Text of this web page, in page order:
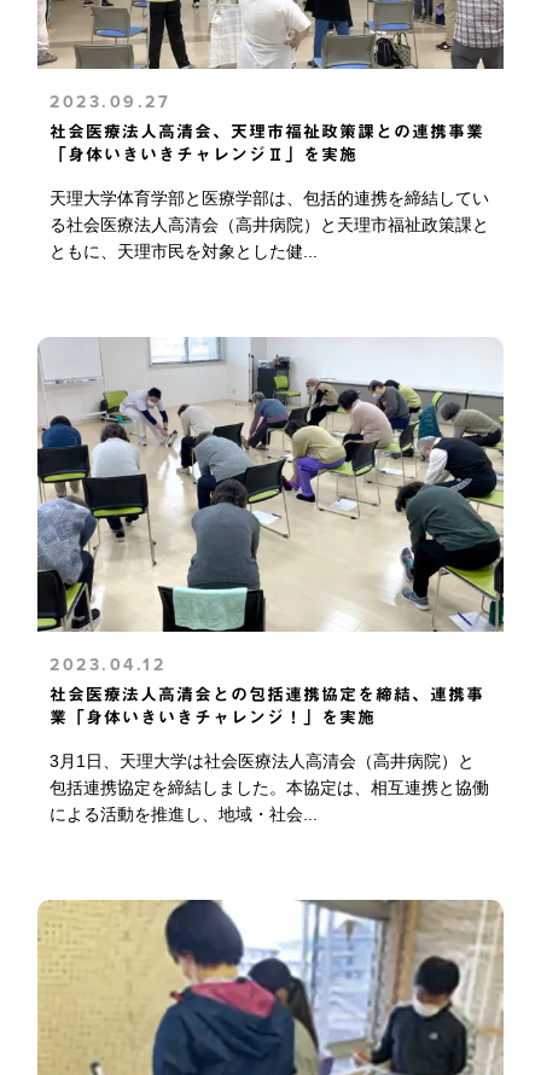
2023.09.27
社会医療法人高清会、天理市福祉政策課との連携事業
「身体いきいきチャレンジⅡ」を実施
天理大学体育学部と医療学部は、包括的連携を締結してい
る社会医療法人高清会（高井病院）と天理市福祉政策課と
ともに、天理市民を対象とした健...
2023.04.12
社会医療法人高清会との包括連携協定を締結、連携事
業「身体いきいきチャレンジ！」を実施
3月1日、天理大学は社会医療法人高清会（高井病院）と
包括連携協定を締結しました。本協定は、相互連携と協働
による活動を推進し、地域・社会...